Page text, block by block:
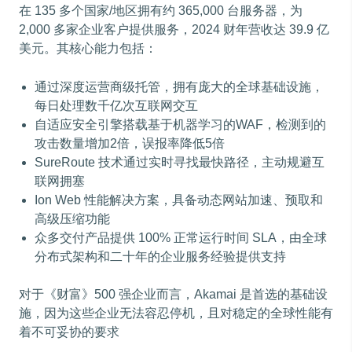
在 135 多个国家/地区拥有约 365,000 台服务器，为
2,000 多家企业客户提供服务，2024 财年营收达 39.9 亿
美元。其核心能力包括：
通过深度运营商级托管，拥有庞大的全球基础设施，
每日处理数千亿次互联网交互
自适应安全引擎搭载基于机器学习的WAF，检测到的
攻击数量增加2倍，误报率降低5倍
SureRoute 技术通过实时寻找最快路径，主动规避互
联网拥塞
Ion Web 性能解决方案，具备动态网站加速、预取和
高级压缩功能
众多交付产品提供 100% 正常运行时间 SLA，由全球
分布式架构和二十年的企业服务经验提供支持
对于《财富》500 强企业而言，Akamai 是首选的基础设
施，因为这些企业无法容忍停机，且对稳定的全球性能有
着不可妥协的要求